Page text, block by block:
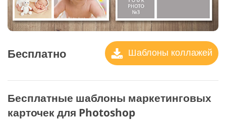
Бесплатно Шаблоны коллажей
Бесплатные шаблоны маркетинговых
карточек для Photoshop